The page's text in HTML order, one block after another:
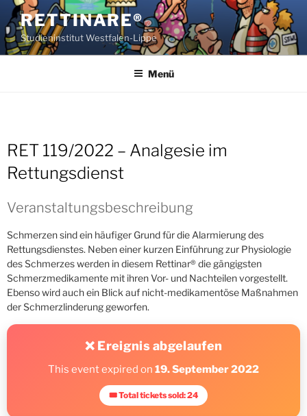
Zum
Inhalt
springen
RETTINARE®
Studieninstitut Westfalen-Lippe
Menü
RET 119/2022 – Analgesie im
Rettungsdienst
Veranstaltungsbeschreibung
Schmerzen sind ein häufiger Grund für die Alarmierung des
Rettungsdienstes. Neben einer kurzen Einführung zur Physiologie
des Schmerzes werden in diesem Rettinar® die gängigsten
Schmerz­medikamente mit ihren Vor- und Nachteilen vorgestellt.
Ebenso wird auch ein Blick auf nicht-medikamentöse Maßnahmen
der Schmerzlinderung geworfen.
❌ Ereignis abgelaufen
This event expired on 19. September 2022
🎟 Total tickets sold: 24